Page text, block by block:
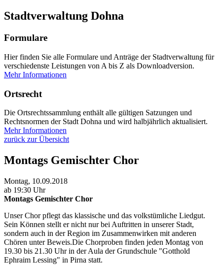
Stadtverwaltung Dohna
Formulare
Hier finden Sie alle Formulare und Anträge der Stadtverwaltung für
verschiedenste Leistungen von A bis Z als Downloadversion.
Mehr Informationen
Ortsrecht
Die Ortsrechtssammlung enthält alle gültigen Satzungen und
Rechtsnormen der Stadt Dohna und wird halbjährlich aktualisiert.
Mehr Informationen
zurück zur Übersicht
Montags Gemischter Chor
Montag, 10.09.2018
ab 19:30 Uhr
Montags Gemischter Chor
Unser Chor pflegt das klassische und das volkstümliche Liedgut.
Sein Können stellt er nicht nur bei Auftritten in unserer Stadt,
sondern auch in der Region im Zusammenwirken mit anderen
Chören unter Beweis.Die Chorproben finden jeden Montag von
19.30 bis 21.30 Uhr in der Aula der Grundschule "Gotthold
Ephraim Lessing" in Pirna statt.